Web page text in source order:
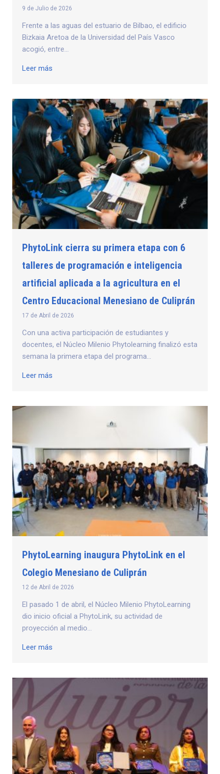
9 de Julio de 2026
Frente a las aguas del estuario de Bilbao, el edificio
Bizkaia Aretoa de la Universidad del País Vasco
acogió, entre...
Leer más
PhytoLink cierra su primera etapa con 6
talleres de programación e inteligencia
artificial aplicada a la agricultura en el
Centro Educacional Menesiano de Culiprán
17 de Abril de 2026
Con una activa participación de estudiantes y
docentes, el Núcleo Milenio Phytolearning finalizó esta
semana la primera etapa del programa...
Leer más
PhytoLearning inaugura PhytoLink en el
Colegio Menesiano de Culiprán
12 de Abril de 2026
El pasado 1 de abril, el Núcleo Milenio PhytoLearning
dio inicio oficial a PhytoLink, su actividad de
proyección al medio...
Leer más